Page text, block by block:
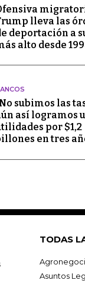
lleva las
deportación a
alto desde
subimos las
así logramos
por $1,2
en tres
TODAS
Asuntos